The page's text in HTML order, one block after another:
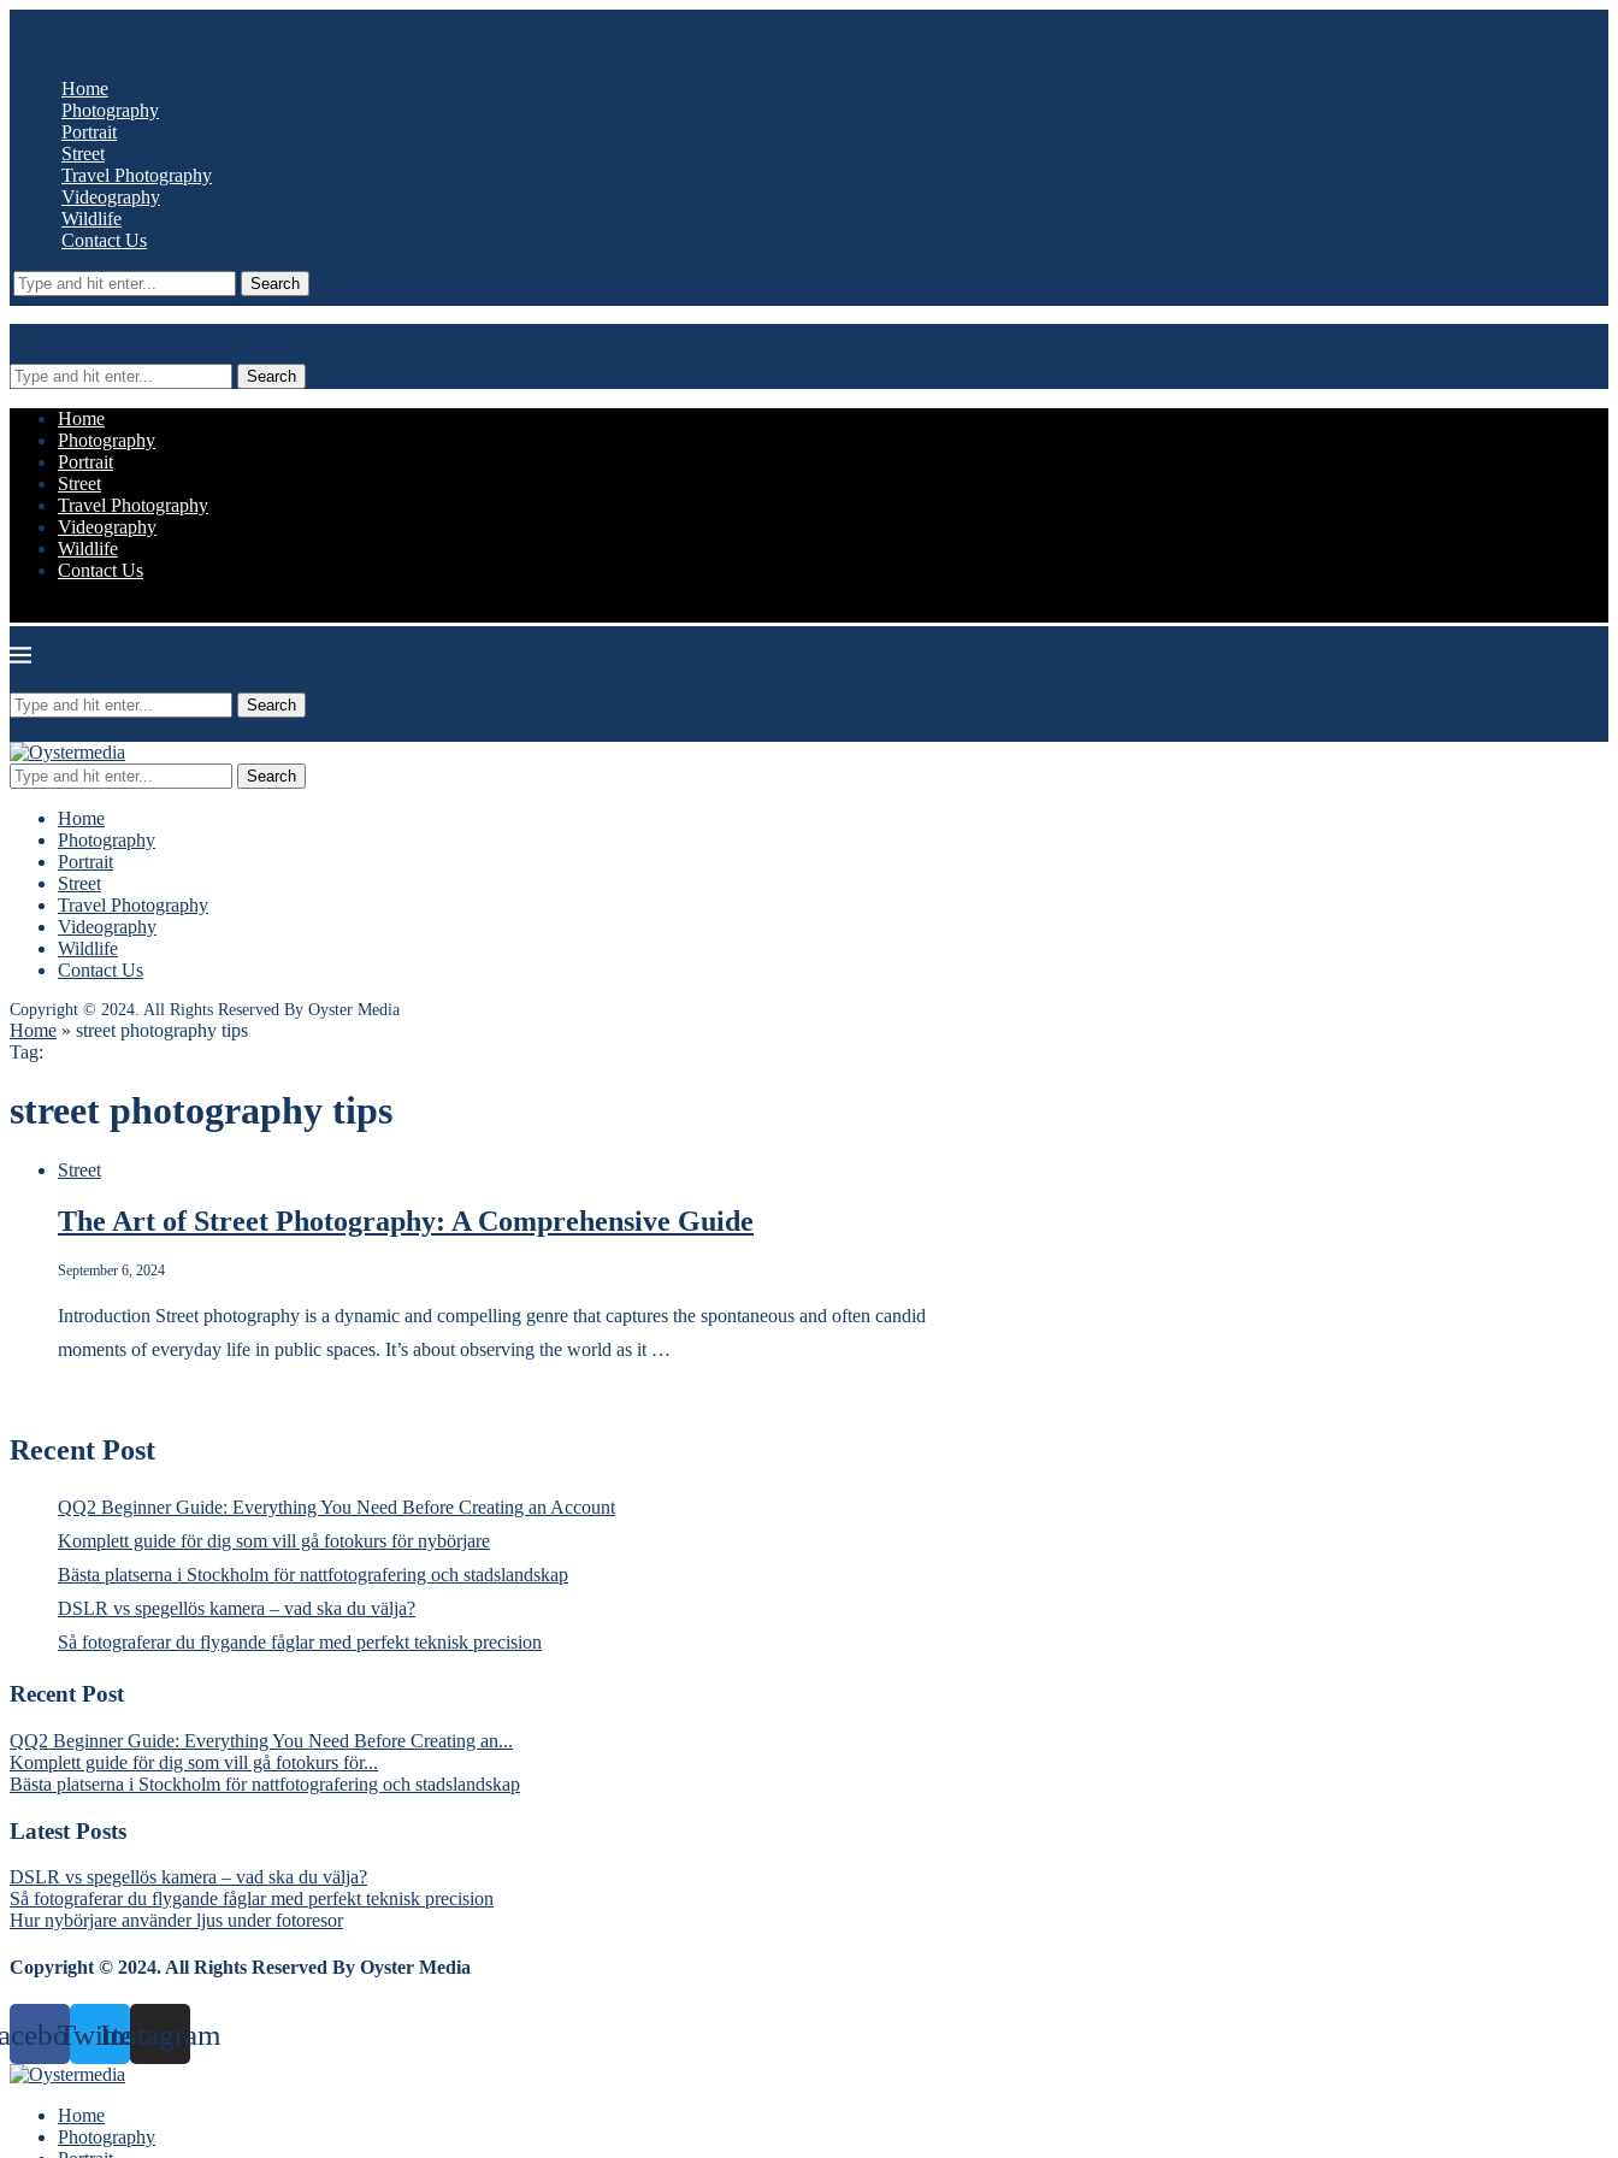
Home
Photography
Portrait
Street
Travel Photography
Videography
Wildlife
Contact Us
Search
Search
Home
Photography
Portrait
Street
Travel Photography
Videography
Wildlife
Contact Us
Search
Search
Home
Photography
Portrait
Street
Travel Photography
Videography
Wildlife
Contact Us
Copyright © 2024. All Rights Reserved By Oyster Media
Home » street photography tips
Tag:
street photography tips
Street
The Art of Street Photography: A Comprehensive Guide
September 6, 2024
Introduction Street photography is a dynamic and compelling genre that captures the spontaneous and often candid
moments of everyday life in public spaces. It’s about observing the world as it …
Recent Post
QQ2 Beginner Guide: Everything You Need Before Creating an Account
Komplett guide för dig som vill gå fotokurs för nybörjare
Bästa platserna i Stockholm för nattfotografering och stadslandskap
DSLR vs spegellös kamera – vad ska du välja?
Så fotograferar du flygande fåglar med perfekt teknisk precision
Recent Post
QQ2 Beginner Guide: Everything You Need Before Creating an...
Komplett guide för dig som vill gå fotokurs för...
Bästa platserna i Stockholm för nattfotografering och stadslandskap
Latest Posts
DSLR vs spegellös kamera – vad ska du välja?
Så fotograferar du flygande fåglar med perfekt teknisk precision
Hur nybörjare använder ljus under fotoresor
Copyright © 2024. All Rights Reserved By Oyster Media
TwitterInstagram
Home
Photography